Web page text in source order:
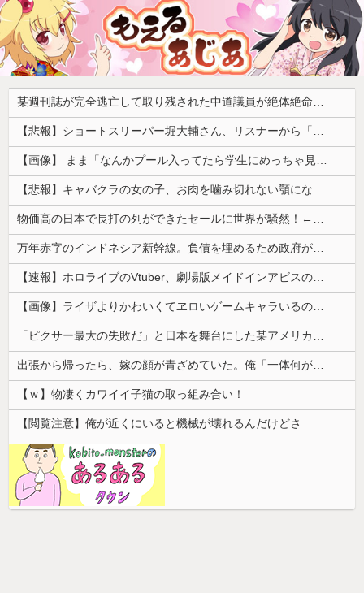
某週刊誌が完全逃亡して取り残された中道議員が絶体絶命の窮地、「今度は宏池会に矛先を向けたか……」と節操の無さに呆れる人が続出
【悲報】ショートスリーパー堀大輔さん、リスナーから「寝たほうがいい！」と言われてガチギレし炎上 → 高須幹也医師の医学的アドバイスに激昂 ｗｗｗｗｗｗｗｗｗ
【画像】 まま「なんかプール入ってたら学生にめっちゃ見られたw」
【悲報】キャバクラの女の子、お肉を噛み切れない顎になってしまう・・・
物価高の日本で長打の列ができたセールに世界が騒然！←「我が国でもやってくれ！」（海外の反応）
万年赤字のインドネシア新幹線。負債を埋めるため政府が過半数の株式を引き受ける
【速報】ホロライブのVtuber、劇場版メイドインアビスの主題歌決定wwwwwwwwww
【画像】ライザよりかわいくてヱロいゲームキャラいるの？ｗｗｗｗｗ
「ピクサー最大の失敗だ」と日本を舞台にした某アメリカ産アニメが話題に、日本と韓国の両方に失礼すぎるわ……
出張から帰ったら、嫁の顔が青ざめていた。俺「一体何があったんだ？」嫁「…」→子供たちに話を聞くと…
【ｗ】物凄くカワイイ子猫の取っ組み合い！
【閲覧注意】俺が近くにいると機械が壊れるんだけどさ